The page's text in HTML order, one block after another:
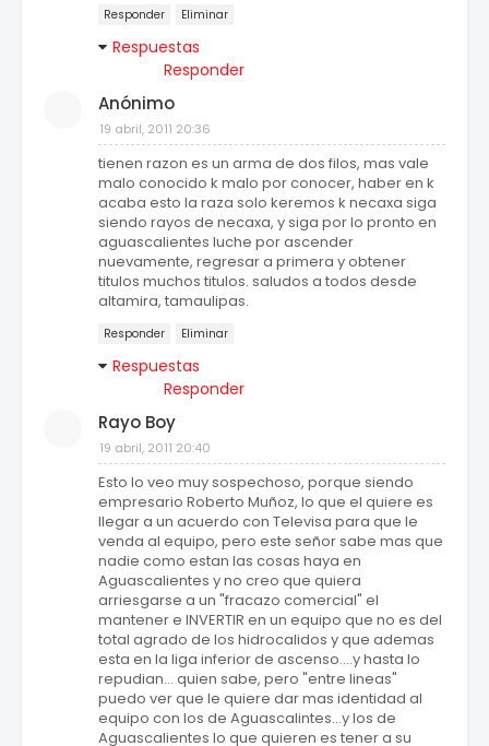
Responder Eliminar
Respuestas
Responder
Anónimo
19 abril, 2011 20:36
tienen razon es un arma de dos filos, mas vale
malo conocido k malo por conocer, haber en k
acaba esto la raza solo keremos k necaxa siga
siendo rayos de necaxa, y siga por lo pronto en
aguascalientes luche por ascender
nuevamente, regresar a primera y obtener
titulos muchos titulos. saludos a todos desde
altamira, tamaulipas.
Responder Eliminar
Respuestas
Responder
Rayo Boy
19 abril, 2011 20:40
Esto lo veo muy sospechoso, porque siendo
empresario Roberto Muñoz, lo que el quiere es
llegar a un acuerdo con Televisa para que le
venda al equipo, pero este señor sabe mas que
nadie como estan las cosas haya en
Aguascalientes y no creo que quiera
arriesgarse a un "fracazo comercial" el
mantener e INVERTIR en un equipo que no es del
total agrado de los hidrocalidos y que ademas
esta en la liga inferior de ascenso....y hasta lo
repudian... quien sabe, pero "entre lineas"
puedo ver que le quiere dar mas identidad al
equipo con los de Aguascalintes...y los de
Aguascalientes lo que quieren es tener a su